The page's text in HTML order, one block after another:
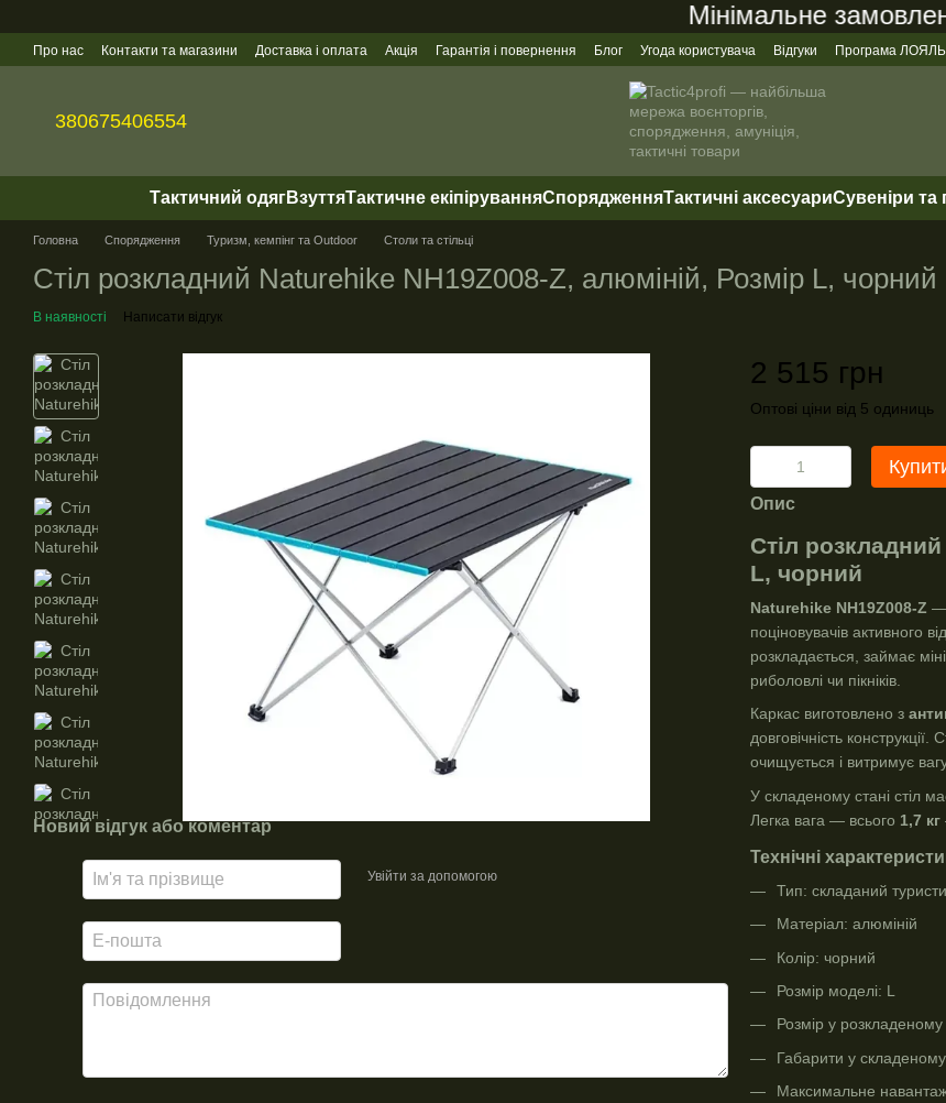
Мінімальне замовлення
Про нас Контакти та магазини Доставка і оплата Акція Гарантія і повернення Блог Угода користувача Відгуки Програма
380675406554
Тактичний одягВзуттяТактичне екіпіруванняСпорядженняТактичні аксесуариСувеніри та
Головна Спорядження Туризм, кемпінг та Outdoor Столи та стільці
Cтіл розкладний Naturehike NH19Z008-Z, алюміній, Розмір L, чорний
В наявності Написати відгук
Новий відгук або коментар
Увійти за допомогою
2 515 грн
Оптові ціни від 5 одиниць
Опис
Стіл
L, чорний
Naturehike NH19Z008-Z —
поціновувачів активного
розкладається, займає
риболовлі чи пікніків.
Каркас виготовлено з
довговічність
очищується і витримує
У складеному стані стіл
Легка вага — всього 1,7 кг
Технічні
Тип: складаний
Матеріал: алюміній
Колір: чорний
Розмір моделі: L
Розмір у
Габарити у
Максимальне